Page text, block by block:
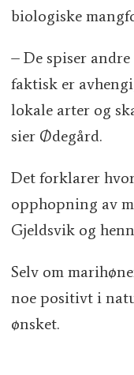
biologiske
– De spiser
faktisk er
lokale arter og
sier Ødegård.
Det forklarer
opphopning av
Gjeldsvik og
Selv om
noe positivt i
ønsket.